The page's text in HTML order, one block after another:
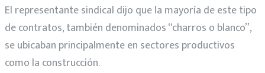
El representante sindical dijo que la mayoría de este tipo
de contratos, también denominados “charros o blanco”,
se ubicaban principalmente en sectores productivos
como la construcción.